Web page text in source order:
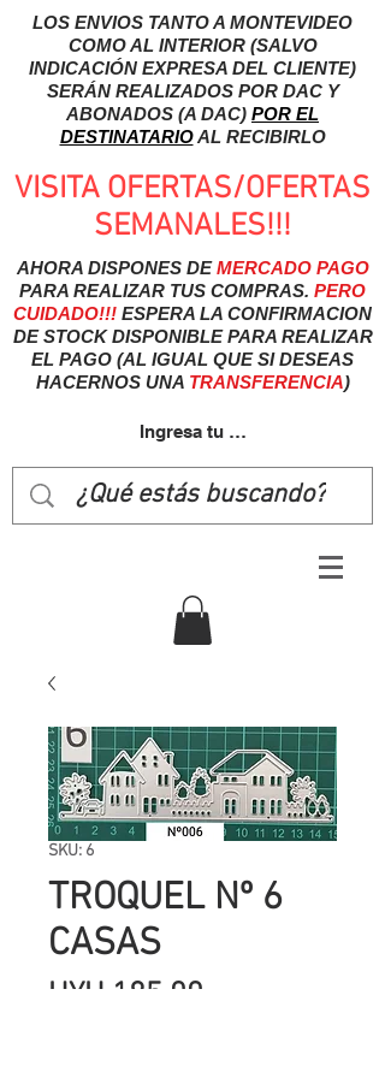
LOS ENVIOS TANTO A MONTEVIDEO
COMO AL INTERIOR (SALVO
INDICACIÓN EXPRESA DEL CLIENTE)
SERÁN REALIZADOS POR DAC Y
ABONADOS (A DAC) POR EL
DESTINATARIOAL RECIBIRLO
VISITA OFERTAS/OFERTAS
SEMANALES!!!
AHORA DISPONES DEMERCADO PAGO
PARA REALIZAR TUS COMPRAS. PERO
CUIDADO!!! ESPERA LA CONFIRMACION
DE STOCK DISPONIBLE PARA REALIZAR
EL PAGO (AL IGUAL QUE SI DESEAS
HACERNOS UNA TRANSFERENCIA)
Ingresa tu usuairo
SKU: 6
TROQUEL Nº 6
CASAS
UYU 185.00